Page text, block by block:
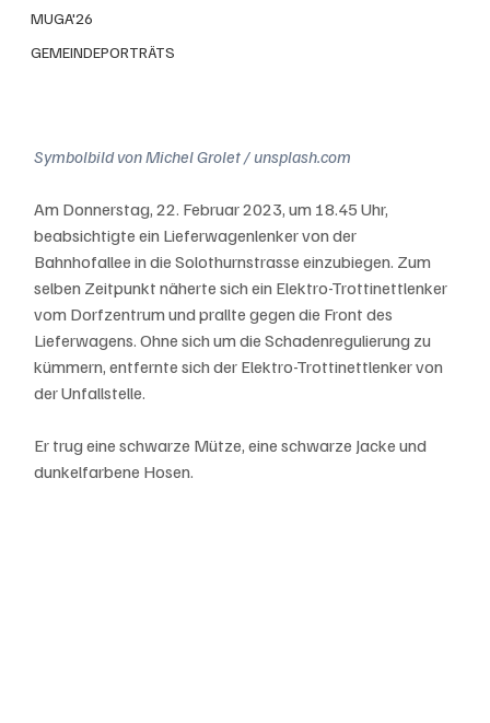
MUGA'26
GEMEINDEPORTRÄTS
Symbolbild von Michel Grolet / unsplash.com
Am Donnerstag, 22. Februar 2023, um 18.45 Uhr,
beabsichtigte ein Lieferwagenlenker von der
Bahnhofallee in die Solothurnstrasse einzubiegen. Zum
selben Zeitpunkt näherte sich ein Elektro-Trottinettlenker
vom Dorfzentrum und prallte gegen die Front des
Lieferwagens. Ohne sich um die Schadenregulierung zu
kümmern, entfernte sich der Elektro-Trottinettlenker von
der Unfallstelle.
Er trug eine schwarze Mütze, eine schwarze Jacke und
dunkelfarbene Hosen.